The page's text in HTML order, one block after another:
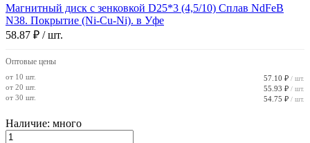
Магнитный диск с зенковкой D25*3 (4,5/10) Сплав NdFeB
N38. Покрытие (Ni-Cu-Ni). в Уфе
58.87 ₽ / шт.
Оптовые цены
от 10 шт. 57.10 ₽ / шт.
от 20 шт. 55.93 ₽ / шт.
от 30 шт. 54.75 ₽ / шт.
Наличие: много